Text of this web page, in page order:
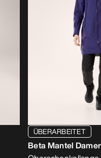
ÜBERARBEITET
Beta Mantel